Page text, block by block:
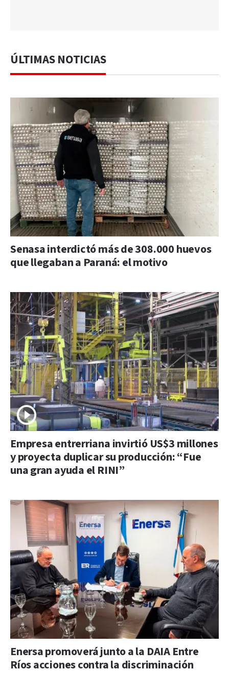
ÚLTIMAS NOTICIAS
Senasa interdictó más de 308.000 huevos
que llegaban a Paraná: el motivo
Empresa entrerriana invirtió US$3 millones
y proyecta duplicar su producción: “Fue
una gran ayuda el RINI”
Enersa promoverá junto a la DAIA Entre
Ríos acciones contra la discriminación